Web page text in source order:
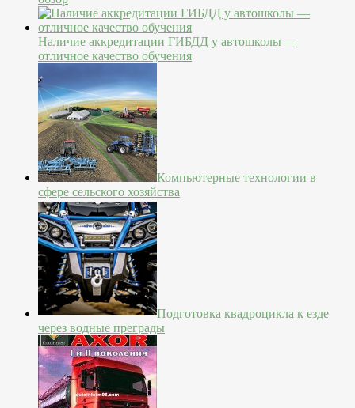
Наличие аккредитации ГИБДД у автошколы —
отличное качество обучения
Компьютерные технологии в
сфере сельского хозяйства
Подготовка квадроцикла к езде
через водные преграды